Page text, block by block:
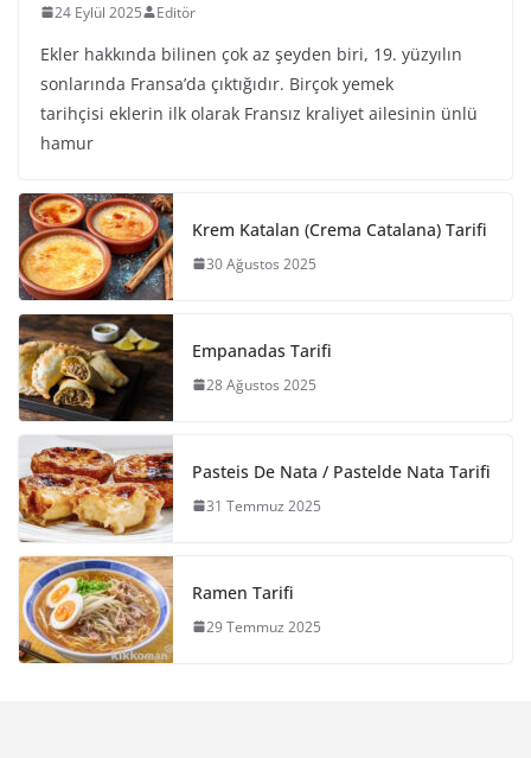
24 Eylül 2025 Editör
Ekler hakkında bilinen çok az şeyden biri, 19. yüzyılın
sonlarında Fransa’da çıktığıdır. Birçok yemek
tarihçisi eklerin ilk olarak Fransız kraliyet ailesinin ünlü
hamur
Krem Katalan (Crema Catalana) Tarifi
30 Ağustos 2025
Empanadas Tarifi
28 Ağustos 2025
Pasteis De Nata / Pastelde Nata Tarifi
31 Temmuz 2025
Ramen Tarifi
29 Temmuz 2025